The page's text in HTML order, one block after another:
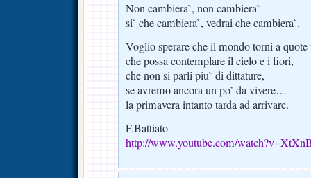
Non cambiera`, non cambiera`
si` che cambiera`, vedrai che cambiera`.
Voglio sperare che il mondo torni a
che possa contemplare il cielo e i fiori,
che non si parli piu` di dittature,
se avremo ancora un po’ da vivere…
la primavera intanto tarda ad arrivare.
F.Battiato
http://www.youtube.com/